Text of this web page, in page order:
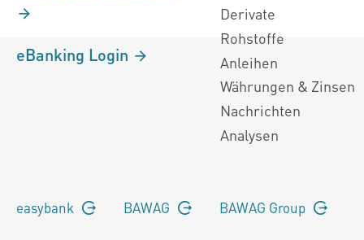
eBanking Login
Derivate
Rohstoffe
Anleihen
Währungen & Zinsen
Nachrichten
Analysen
easybank BAWAG BAWAG Group